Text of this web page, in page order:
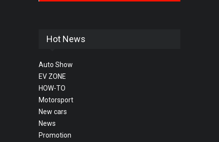
Hot News
Auto Show
EV ZONE
HOW-TO
Motorsport
New cars
News
Promotion